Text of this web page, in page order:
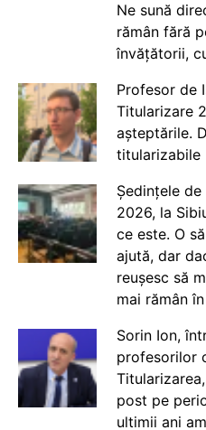
Ne sună
rămân fără
învățătorii,
Profesor de
Titularizare
așteptările.
titularizabile
Ședințele
2026, la
ce este. O
ajută, dar
reușesc să
mai rămân
Sorin Ion,
profesorilor
post pe
ultimii ani